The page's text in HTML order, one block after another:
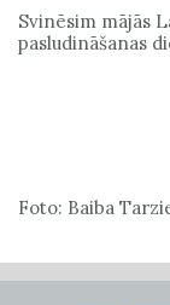
Svinēsim mājās
pasludināšanas
Foto: Baiba